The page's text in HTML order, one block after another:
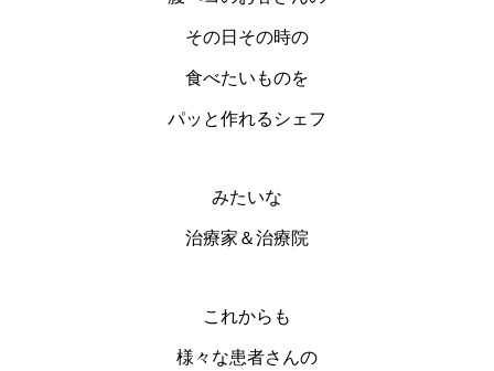
その日その時の
食べたいものを
パッと作れるシェフ
みたいな
治療家＆治療院
これからも
様々な患者さんの